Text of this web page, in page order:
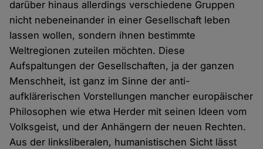
darüber hinaus allerdings verschiedene Gruppen
nicht nebeneinander in einer Gesellschaft leben
lassen wollen, sondern ihnen bestimmte
Weltregionen zuteilen möchten. Diese
Aufspaltungen der Gesellschaften, ja der ganzen
Menschheit, ist ganz im Sinne der anti-
aufklärerischen Vorstellungen mancher europäischer
Philosophen wie etwa Herder mit seinen Ideen vom
Volksgeist, und der Anhängern der neuen Rechten.
Aus der linksliberalen, humanistischen Sicht lässt